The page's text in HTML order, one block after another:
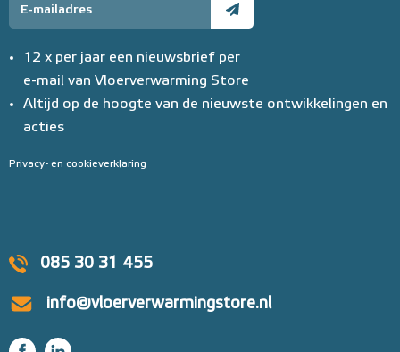
085 30 31 455
info@vloerverwarmingstore.nl
12 x per jaar een nieuwsbrief per
e-mail van Vloerverwarming Store
Altijd op de hoogte van de nieuwste ontwikkelingen en
acties
Privacy- en cookieverklaring